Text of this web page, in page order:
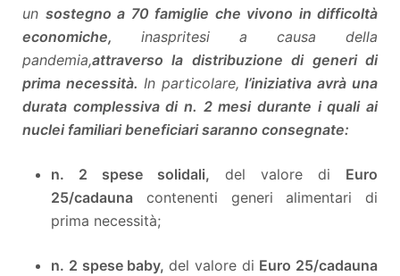
un sostegno a 70 famiglie che vivono in difficoltà
economiche, inaspritesi a causa della
pandemia,attraverso la distribuzione di generi di
prima necessità. In particolare,l’iniziativa avrà una
durata complessiva di n. 2 mesi durante i quali ai
nuclei familiari beneficiari saranno consegnate:
n. 2 spese solidali, del valore di Euro
25/cadauna contenenti generi alimentari di
prima necessità;
n. 2 spese baby, del valore di Euro 25/cadauna